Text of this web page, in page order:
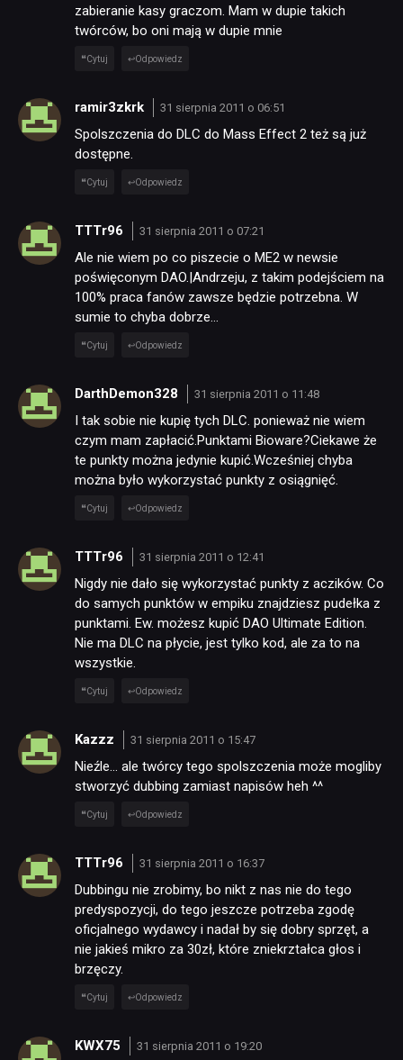
zabieranie kasy graczom. Mam w dupie takich
twórców, bo oni mają w dupie mnie
Cytuj Odpowiedz
ramir3zkrk 31 sierpnia 2011 o 06:51
Spolszczenia do DLC do Mass Effect 2 też są już
dostępne.
Cytuj Odpowiedz
TTTr96 31 sierpnia 2011 o 07:21
Ale nie wiem po co piszecie o ME2 w newsie
poświęconym DAO.|Andrzeju, z takim podejściem na
100% praca fanów zawsze będzie potrzebna. W
sumie to chyba dobrze…
Cytuj Odpowiedz
DarthDemon328 31 sierpnia 2011 o 11:48
I tak sobie nie kupię tych DLC. ponieważ nie wiem
czym mam zapłacić.Punktami Bioware?Ciekawe że
te punkty można jedynie kupić.Wcześniej chyba
można było wykorzystać punkty z osiągnięć.
Cytuj Odpowiedz
TTTr96 31 sierpnia 2011 o 12:41
Nigdy nie dało się wykorzystać punkty z aczików. Co
do samych punktów w empiku znajdziesz pudełka z
punktami. Ew. możesz kupić DAO Ultimate Edition.
Nie ma DLC na płycie, jest tylko kod, ale za to na
wszystkie.
Cytuj Odpowiedz
Kazzz 31 sierpnia 2011 o 15:47
Nieźle… ale twórcy tego spolszczenia może mogliby
stworzyć dubbing zamiast napisów heh ^^
Cytuj Odpowiedz
TTTr96 31 sierpnia 2011 o 16:37
Dubbingu nie zrobimy, bo nikt z nas nie do tego
predyspozycji, do tego jeszcze potrzeba zgodę
oficjalnego wydawcy i nadał by się dobry sprzęt, a
nie jakieś mikro za 30zł, które zniekrztałca głos i
brzęczy.
Cytuj Odpowiedz
KWX75 31 sierpnia 2011 o 19:20